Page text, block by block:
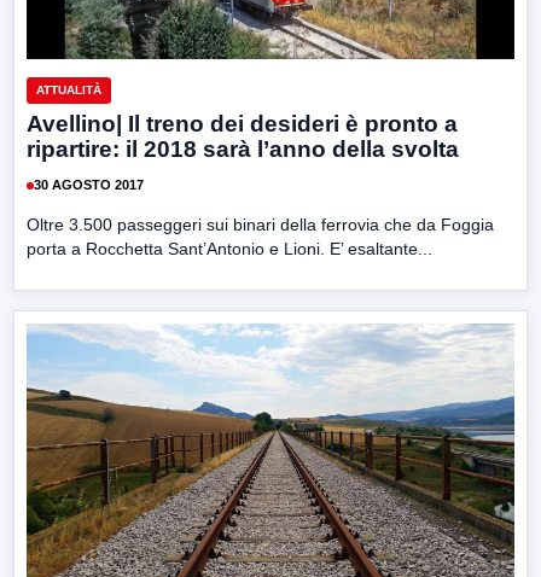
ATTUALITÀ
Avellino| Il treno dei desideri è pronto a
ripartire: il 2018 sarà l’anno della svolta
30 AGOSTO 2017
Oltre 3.500 passeggeri sui binari della ferrovia che da Foggia
porta a Rocchetta Sant’Antonio e Lioni. E’ esaltante...